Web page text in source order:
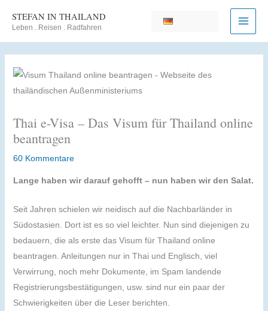
Inhalt
STEFAN IN THAILAND
Leben . Reisen . Radfahren
Thai e-Visa – Das Visum für Thailand online
beantragen
60 Kommentare
Lange haben wir darauf gehofft – nun haben wir den Salat.
Seit Jahren schielen wir neidisch auf die Nachbarländer in
Südostasien. Dort ist es so viel leichter. Nun sind diejenigen zu
bedauern, die als erste das Visum für Thailand online
beantragen. Anleitungen nur in Thai und Englisch, viel
Verwirrung, noch mehr Dokumente, im Spam landende
Registrierungsbestätigungen, usw. sind nur ein paar der
Schwierigkeiten über die Leser berichten.